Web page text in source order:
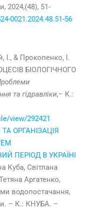
2024,(48), 51-
0021.2024.48.51-56
І., & Прокопенко, І.
БІОЛОГІЧНОГО
та гідравліки,– К.:
view/292421
ОРГАНІЗАЦІЯ
ПЕРІОД В УКРАЇНІ
Куба, Світлана
Аргатенко,
водопостачання,
– К.: КНУБА. –